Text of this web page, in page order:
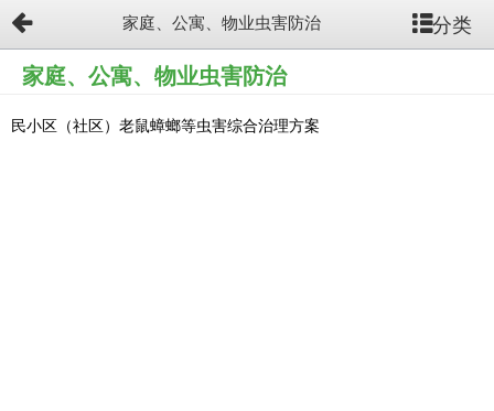
家庭、公寓、物业虫害防治 分类
家庭、公寓、物业虫害防治
民小区（社区）老鼠蟑螂等虫害综合治理方案